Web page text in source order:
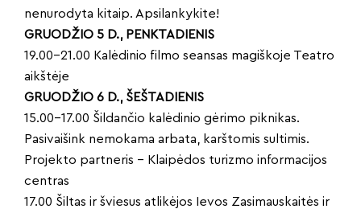
nenurodyta kitaip. Apsilankykite!
GRUODŽIO 5 D., PENKTADIENIS
19.00–21.00 Kalėdinio filmo seansas magiškoje Teatro
aikštėje
GRUODŽIO 6 D., ŠEŠTADIENIS
15.00-17.00 Šildančio kalėdinio gėrimo piknikas.
Pasivaišink nemokama arbata, karštomis sultimis.
Projekto partneris – Klaipėdos turizmo informacijos
centras
17.00 Šiltas ir šviesus atlikėjos Ievos Zasimauskaitės ir